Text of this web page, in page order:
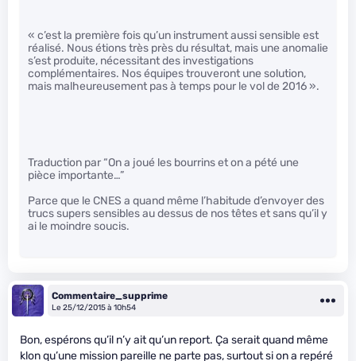
« c’est la première fois qu’un instrument aussi sensible est
réalisé. Nous étions très près du résultat, mais une anomalie
s’est produite, nécessitant des investigations
complémentaires. Nos équipes trouveront une solution,
mais malheureusement pas à temps pour le vol de 2016 ».
Traduction par “On a joué les bourrins et on a pété une
pièce importante…”
Parce que le CNES a quand même l’habitude d’envoyer des
trucs supers sensibles au dessus de nos têtes et sans qu’il y
ai le moindre soucis.
Commentaire_supprime
Le 25/12/2015 à 10h54
Bon, espérons qu’il n’y ait qu’un report. Ça serait quand même
klon qu’une mission pareille ne parte pas, surtout si on a repéré